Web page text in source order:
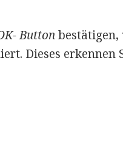
Buttonbestätigen,
Dieses erkennen